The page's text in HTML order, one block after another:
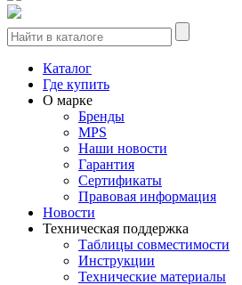
Каталог
Где купить
О марке
Бренды
MPS
Наши новости
Гарантия
Сертификаты
Правовая информация
Новости
Техническая поддержка
Таблицы совместимости
Инструкции
Технические материалы